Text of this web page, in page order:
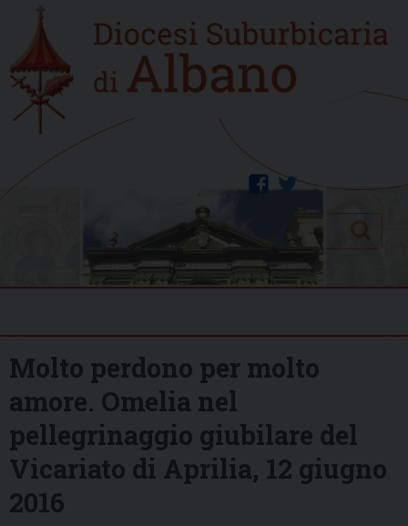
content
Home
new
twitter
facebook
Search
Molto perdono per molto
amore. Omelia nel
pellegrinaggio giubilare del
Vicariato di Aprilia, 12 giugno
2016